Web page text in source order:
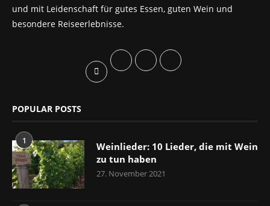
und mit Leidenschaft für gutes Essen, guten Wein und
besondere Reiseerlebnisse.
POPULAR POSTS
1
Weinlieder: 10 Lieder, die mit Wein
zu tun haben
27. November 2021